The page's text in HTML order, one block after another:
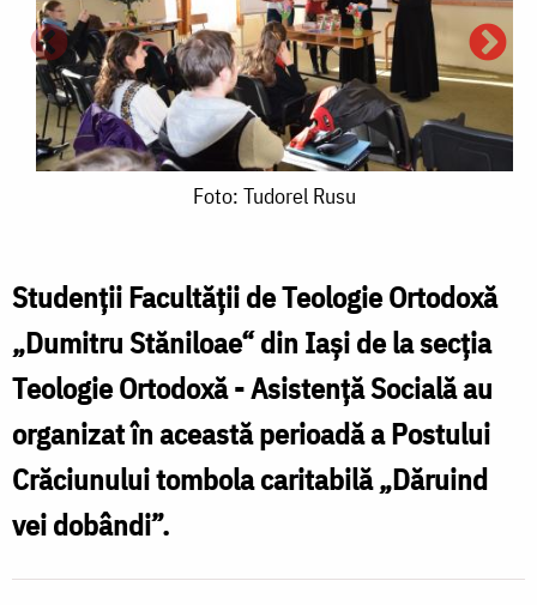
Foto: Tudorel Rusu
Studenţii Facultăţii de Teologie Ortodoxă
„Dumitru Stăniloae“ din Iaşi de la secţia
Teologie Ortodoxă - Asistenţă Socială au
organizat în această perioadă a Postului
Crăciunului tombola caritabilă „Dăruind
vei dobândi”.